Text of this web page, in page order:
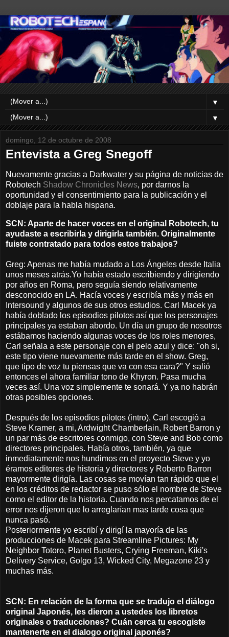
▼
▼
domingo, 12 de octubre de 2008
Entevista a Greg Snegoff
Nuevamente gracias a Darkwater y su página de noticias de
Robotech Shadow Chronicles News, por darnos la
oportunidad y el consentimiento para la publicación y el
doblaje para la habla hispana.
SCN: Aparte de hacer voces en el original Robotech, tu
ayudaste a escribirla y dirigirla también. Originalmente
fuiste contratado para todos estos trabajos?
Greg: Apenas me había mudado a Los Ángeles desde Italia
unos meses atrás.Yo había estado escribiendo y dirigiendo
por años en Roma, pero seguía siendo relativamente
desconocido en LA. Hacía voces y escribía más y más en
Intersound y algunos de sus otros estudios. Carl Macek ya
había doblado los episodios pilotos así que los personajes
principales ya estaban abordo. Un día un grupo de nosotros
estábamos haciendo algunas voces de los roles menores,
Carl señala a este personaje con el pelo azul y dice: "oh si,
este tipo viene nuevamente más tarde en el show. Greg,
que tipo de voz tu piensas que va con esa cara?" Y salió
entonces el ahora familiar tono de Khyron. Pasa mucha
veces así. Una voz simplemente te sonará. Y ya no habrán
otras posibles opciones.
Después de los episodios pilotos (intro), Carl escogió a
Steve Kramer, a mi, Ardwight Chamberlain, Robert Barron y
un par más de escritores conmigo, con Steve and Bob como
directores principales. Había otros, también, ya que
inmediatamente nos hundimos en el proyecto Steve y yo
éramos editores de historia y directores y Roberto Barron
mayormente dirigía. Las cosas se movían tan rápido que el
en los créditos de redactor se puso sólo el nombre de Steve
como el editor de la historia. Cuando nos percatamos de el
error nos dijeron que lo arreglarían mas tarde cosa que
nunca pasó.
Posteriormente yo escribí y dirigí la mayoría de las
producciones de Macek para Streamline Pictures: My
Neighbor Totoro, Planet Busters, Crying Freeman, Kiki's
Delivery Service, Golgo 13, Wicked City, Megazone 23 y
muchas más.
SCN: En relación de la forma que se tradujo el diálogo
original Japonés, les dieron a ustedes los libretos
originales o traducciones? Cuán cerca tu escogiste
mantenerte en el dialogo original japonés?